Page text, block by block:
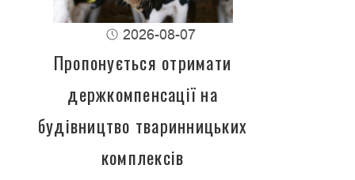
2026-08-07
Пропонується отримати
держкомпенсації на
будівництво тваринницьких
комплексів